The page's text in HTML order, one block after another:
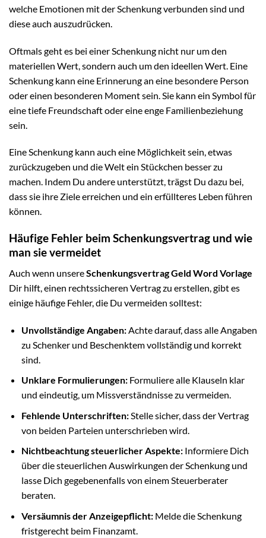
welche Emotionen mit der Schenkung verbunden sind und
diese auch auszudrücken.
Oftmals geht es bei einer Schenkung nicht nur um den
materiellen Wert, sondern auch um den ideellen Wert. Eine
Schenkung kann eine Erinnerung an eine besondere Person
oder einen besonderen Moment sein. Sie kann ein Symbol für
eine tiefe Freundschaft oder eine enge Familienbeziehung
sein.
Eine Schenkung kann auch eine Möglichkeit sein, etwas
zurückzugeben und die Welt ein Stückchen besser zu
machen. Indem Du andere unterstützt, trägst Du dazu bei,
dass sie ihre Ziele erreichen und ein erfüllteres Leben führen
können.
Häufige Fehler beim Schenkungsvertrag und wie
man sie vermeidet
Auch wenn unsereSchenkungsvertrag Geld Word Vorlage
Dir hilft, einen rechtssicheren Vertrag zu erstellen, gibt es
einige häufige Fehler, die Du vermeiden solltest:
Unvollständige Angaben:Achte darauf, dass alle Angaben
zu Schenker und Beschenktem vollständig und korrekt
sind.
Unklare Formulierungen:Formuliere alle Klauseln klar
und eindeutig, um Missverständnisse zu vermeiden.
Fehlende Unterschriften:Stelle sicher, dass der Vertrag
von beiden Parteien unterschrieben wird.
Nichtbeachtung steuerlicher Aspekte:Informiere Dich
über die steuerlichen Auswirkungen der Schenkung und
lasse Dich gegebenenfalls von einem Steuerberater
beraten.
Versäumnis der Anzeigepflicht:Melde die Schenkung
fristgerecht beim Finanzamt.